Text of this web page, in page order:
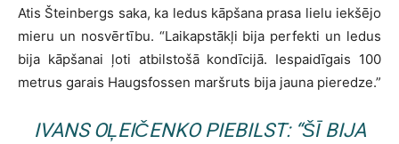
Atis Šteinbergs saka, ka ledus kāpšana prasa lielu iekšējo
mieru un nosvērtību. “Laikapstākļi bija perfekti un ledus
bija kāpšanai ļoti atbilstošā kondīcijā. Iespaidīgais 100
metrus garais Haugsfossen maršruts bija jauna pieredze.”
IVANS OĻEIČENKO PIEBILST: “ŠĪ BIJA